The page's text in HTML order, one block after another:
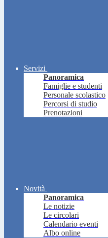
Servizi
Panoramica
Famiglie e studenti
Personale scolastico
Percorsi di studio
Prenotazioni
Novità
Panoramica
Le notizie
Le circolari
Calendario eventi
Albo online